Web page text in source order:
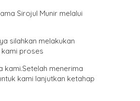
Sirojul Munir melalui
silahkan melakukan
proses
kami.Setelah menerima
kami lanjutkan ketahap